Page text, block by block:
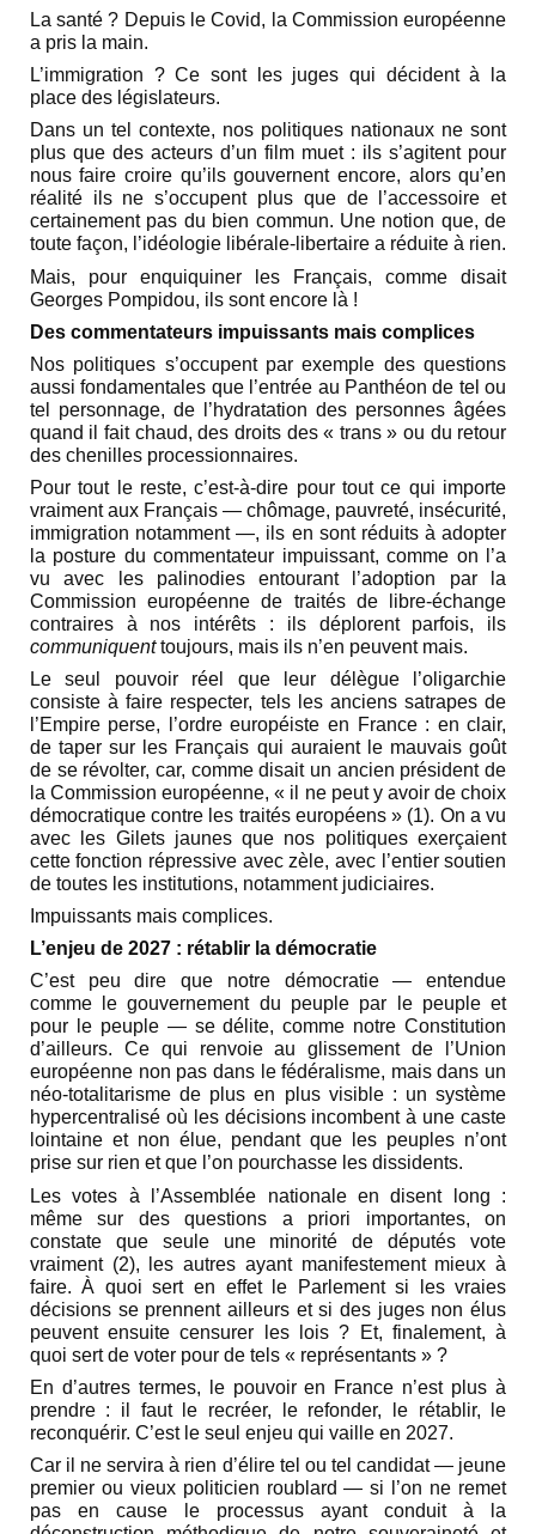
La santé ? Depuis le Covid, la Commission européenne
a pris la main.
L’immigration ? Ce sont les juges qui décident à la
place des législateurs.
Dans un tel contexte, nos politiques nationaux ne sont
plus que des acteurs d’un film muet : ils s’agitent pour
nous faire croire qu’ils gouvernent encore, alors qu’en
réalité ils ne s’occupent plus que de l’accessoire et
certainement pas du bien commun. Une notion que, de
toute façon, l’idéologie libérale-libertaire a réduite à rien.
Mais, pour enquiquiner les Français, comme disait
Georges Pompidou, ils sont encore là !
Des commentateurs impuissants mais complices
Nos politiques s’occupent par exemple des questions
aussi fondamentales que l’entrée au Panthéon de tel ou
tel personnage, de l’hydratation des personnes âgées
quand il fait chaud, des droits des « trans » ou du retour
des chenilles processionnaires.
Pour tout le reste, c’est-à-dire pour tout ce qui importe
vraiment aux Français — chômage, pauvreté, insécurité,
immigration notamment —, ils en sont réduits à adopter
la posture du commentateur impuissant, comme on l’a
vu avec les palinodies entourant l’adoption par la
Commission européenne de traités de libre-échange
contraires à nos intérêts : ils déplorent parfois, ils
communiquenttoujours, mais ils n’en peuvent mais.
Le seul pouvoir réel que leur délègue l’oligarchie
consiste à faire respecter, tels les anciens satrapes de
l’Empire perse, l’ordre européiste en France : en clair,
de taper sur les Français qui auraient le mauvais goût
de se révolter, car, comme disait un ancien président de
la Commission européenne, « il ne peut y avoir de choix
démocratique contre les traités européens » (1). On a vu
avec les Gilets jaunes que nos politiques exerçaient
cette fonction répressive avec zèle, avec l’entier soutien
de toutes les institutions, notamment judiciaires.
Impuissants mais complices.
L’enjeu de 2027 : rétablir la démocratie
C’est peu dire que notre démocratie — entendue
comme le gouvernement du peuple par le peuple et
pour le peuple — se délite, comme notre Constitution
d’ailleurs. Ce qui renvoie au glissement de l’Union
européenne non pas dans le fédéralisme, mais dans un
néo-totalitarisme de plus en plus visible : un système
hypercentralisé où les décisions incombent à une caste
lointaine et non élue, pendant que les peuples n’ont
prise sur rien et que l’on pourchasse les dissidents.
Les votes à l’Assemblée nationale en disent long :
même sur des questions a priori importantes, on
constate que seule une minorité de députés vote
vraiment (2), les autres ayant manifestement mieux à
faire. À quoi sert en effet le Parlement si les vraies
décisions se prennent ailleurs et si des juges non élus
peuvent ensuite censurer les lois ? Et, finalement, à
quoi sert de voter pour de tels « représentants » ?
En d’autres termes, le pouvoir en France n’est plus à
prendre : il faut le recréer, le refonder, le rétablir, le
reconquérir. C’est le seul enjeu qui vaille en 2027.
Car il ne servira à rien d’élire tel ou tel candidat — jeune
premier ou vieux politicien roublard — si l’on ne remet
pas en cause le processus ayant conduit à la